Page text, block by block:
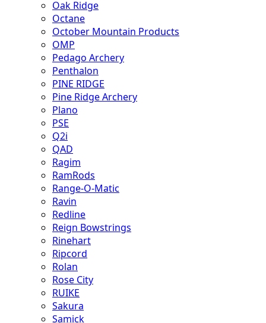
Oak Ridge
Octane
October Mountain Products
OMP
Pedago Archery
Penthalon
PINE RIDGE
Pine Ridge Archery
Plano
PSE
Q2i
QAD
Ragim
RamRods
Range-O-Matic
Ravin
Redline
Reign Bowstrings
Rinehart
Ripcord
Rolan
Rose City
RUIKE
Sakura
Samick